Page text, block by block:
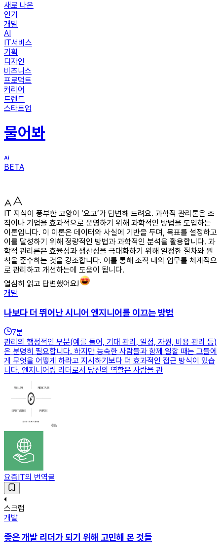
새로 나온
인기
개발
AI
IT서비스
기획
디자인
비즈니스
프로덕트
커리어
트렌드
스타트업
물어봐
BETA
IT 지식이 풍부한 고양이 ‘요고’가 답변해 드려요. 과학적 관리론은 조
직이나 기업을 효과적으로 운영하기 위해 과학적인 방법을 도입하는
이론입니다. 이 이론은 데이터와 사실에 기반을 두며, 목표를 설정하고
이를 달성하기 위해 정량적인 방법과 과학적인 분석을 활용합니다. 과
학적 관리론은 효율성과 생산성을 극대화하기 위해 일정한 절차와 원
칙을 준수하는 것을 강조합니다. 이를 통해 조직 내의 업무를 체계적으
로 관리하고 개선하는데 도움이 됩니다.
열심히 읽고 답변했어요!
개발
나보다 더 뛰어난 시니어 엔지니어를 이끄는 방법
7분
관리의 행정적인 부분(예를 들어, 기대 관리, 일정, 자원, 비용 관리 등)
은 분명히 필요합니다. 하지만 능숙한 사람들과 함께 일할 때는 그들에
게 무엇을 어떻게 하라고 지시하기보다 더 효과적인 접근 방식이 있습
니다. 엔지니어링 리더로서 당신의 역할은 사람을 관
요즘IT의 번역글
스크랩
개발
좋은 개발 리더가 되기 위해 고민해 본 것들